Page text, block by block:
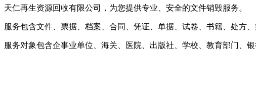
天仁再生资源回收有限公司，为您提供专业、安全的文件销毁服务。
服务包含文件、票据、档案、合同、凭证、单据、试卷、书籍、处方
服务对象包含企事业单位、海关、医院、出版社、学校、教育部门、